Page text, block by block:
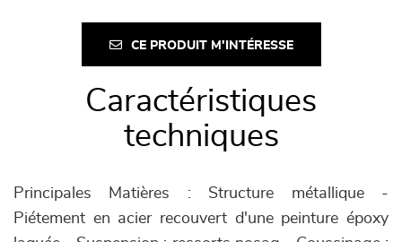
CE PRODUIT M'INTÉRESSE
Caractéristiques
techniques
Principales Matières : Structure métallique -
Piétement en acier recouvert d'une peinture époxy